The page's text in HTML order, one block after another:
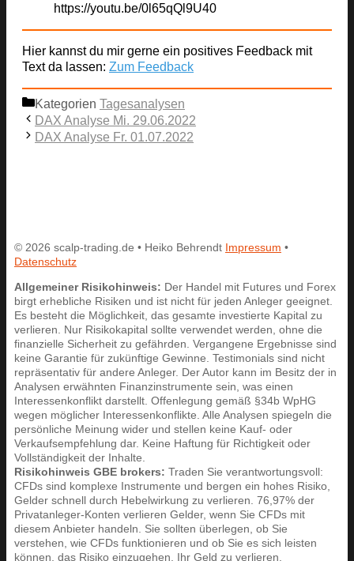
https://youtu.be/0l65qQl9U40
Hier kannst du mir gerne ein positives Feedback mit
Text da lassen: Zum Feedback
Kategorien Tagesanalysen
DAX Analyse Mi. 29.06.2022
DAX Analyse Fr. 01.07.2022
© 2026 scalp-trading.de • Heiko Behrendt Impressum •
Datenschutz
Allgemeiner Risikohinweis: Der Handel mit Futures und Forex
birgt erhebliche Risiken und ist nicht für jeden Anleger geeignet.
Es besteht die Möglichkeit, das gesamte investierte Kapital zu
verlieren. Nur Risikokapital sollte verwendet werden, ohne die
finanzielle Sicherheit zu gefährden. Vergangene Ergebnisse sind
keine Garantie für zukünftige Gewinne. Testimonials sind nicht
repräsentativ für andere Anleger. Der Autor kann im Besitz der in
Analysen erwähnten Finanzinstrumente sein, was einen
Interessenkonflikt darstellt. Offenlegung gemäß §34b WpHG
wegen möglicher Interessenkonflikte. Alle Analysen spiegeln die
persönliche Meinung wider und stellen keine Kauf- oder
Verkaufsempfehlung dar. Keine Haftung für Richtigkeit oder
Vollständigkeit der Inhalte.
Risikohinweis GBE brokers: Traden Sie verantwortungsvoll:
CFDs sind komplexe Instrumente und bergen ein hohes Risiko,
Gelder schnell durch Hebelwirkung zu verlieren. 76,97% der
Privatanleger-Konten verlieren Gelder, wenn Sie CFDs mit
diesem Anbieter handeln. Sie sollten überlegen, ob Sie
verstehen, wie CFDs funktionieren und ob Sie es sich leisten
können, das Risiko einzugehen, Ihr Geld zu verlieren.